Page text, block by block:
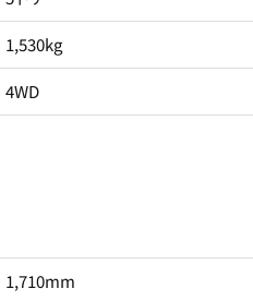
1,530kg
4WD
1,710mm